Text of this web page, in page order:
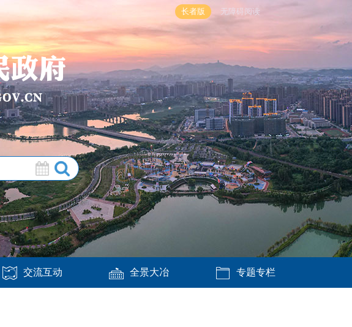
长者版 无障碍阅读
交流互动 全景大冶 专题专栏